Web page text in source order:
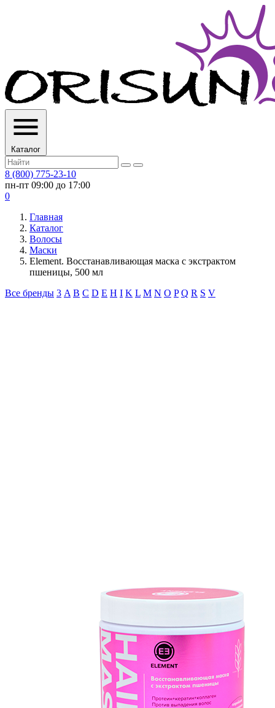
Каталог
8 (800) 775-23-10
пн-пт 09:00 до 17:00
0
Главная
Каталог
Волосы
Маски
Element. Восстанавливающая маска с экстрактом
пшеницы, 500 мл
Все бренды 3 A B C D E H I K L M N O P Q R S V